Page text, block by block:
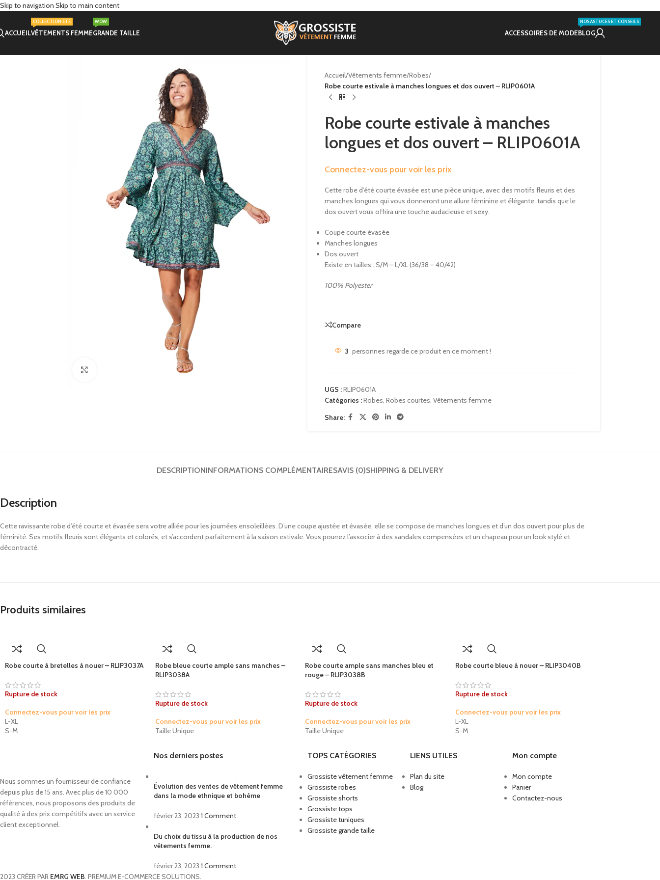
Skip to navigation Skip to main content
ACCUEILVÊTEMENTS FEMME
COLLECTION ÉTÉ
GRANDE TAILLE
WOW
ACCESSOIRES DE MODEBLOG
NOS ASTUCES ET CONSEILS
Accueil/Vêtements femme/Robes/
Robe courte estivale à manches longues et dos ouvert – RLIP0601A
Robe courte estivale à manches
longues et dos ouvert – RLIP0601A
Connectez-vous pour voir les prix
Cette robe d’été courte évasée est une pièce unique, avec des motifs fleuris et des
manches longues qui vous donneront une allure féminine et élégante, tandis que le
dos ouvert vous offrira une touche audacieuse et sexy.
Coupe courte évasée
Manches longues
Dos ouvert
Existe en tailles : S/M – L/XL (36/38 – 40/42)
100% Polyester
Compare
3 personnes regarde ce produit en ce moment !
UGS :RLIP0601A
Catégories :Robes, Robes courtes, Vêtements femme
Share:
DESCRIPTIONINFORMATIONS COMPLÉMENTAIRESAVIS (0)SHIPPING & DELIVERY
Description
Cette ravissante robe d’été courte et évasée sera votre alliée pour les journées ensoleillées. D’une coupe ajustée et évasée, elle se compose de manches longues et d’un dos ouvert pour plus de
féminité. Ses motifs fleuris sont élégants et colorés, et s’accordent parfaitement à la saison estivale. Vous pourrez l’associer à des sandales compensées et un chapeau pour un look stylé et
décontracté.
Produits similaires
Robe courte à bretelles à nouer – RLIP3037A
Rupture de stock
Connectez-vous pour voir les prix
L-XL
S-M
Robe bleue courte ample sans manches –
RLIP3038A
Rupture de stock
Connectez-vous pour voir les prix
Taille Unique
Robe courte ample sans manches bleu et
rouge – RLIP3038B
Rupture de stock
Connectez-vous pour voir les prix
Taille Unique
Robe courte bleue à nouer – RLIP3040B
Rupture de stock
Connectez-vous pour voir les prix
L-XL
S-M
Nous sommes un fournisseur de confiance
depuis plus de 15 ans. Avec plus de 10 000
références, nous proposons des produits de
qualité à des prix compétitifs avec un service
client exceptionnel.
Nos derniers postes
Évolution des ventes de vêtement femme
dans la mode ethnique et bohème
février 23, 2023 1 Comment
Du choix du tissu à la production de nos
vêtements femme.
février 23, 2023 1 Comment
TOPS CATÉGORIES
Grossiste vêtement femme
Grossiste robes
Grossiste shorts
Grossiste tops
Grossiste tuniques
Grossiste grande taille
LIENS UTILES
Plan du site
Blog
Mon compte
Mon compte
Panier
Contactez-nous
2023 CRÉER PAR EMRG WEB. PREMIUM E-COMMERCE SOLUTIONS.